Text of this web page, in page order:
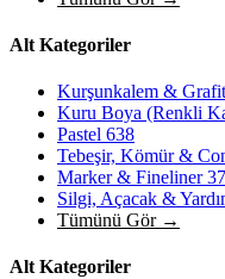
Alt Kategoriler
Kurşunkalem & Grafit
Kuru Boya (Renkli
Pastel 638
Tebeşir, Kömür &
Marker & Fineliner
Silgi, Açacak &
Tümünü Gör →
Alt Kategoriler